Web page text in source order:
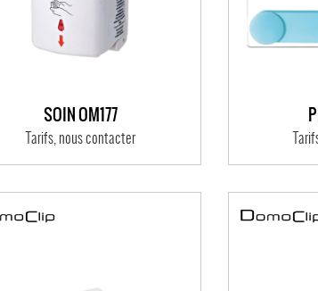
SOIN OM177
Tarifs, nous contacter